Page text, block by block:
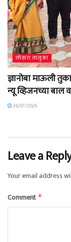
लोहारा तालुका
ज्ञानोबा माऊली
न्यू व्हिजनच्या बाल
26/07/2026
Leave a
Your email address
Comment *